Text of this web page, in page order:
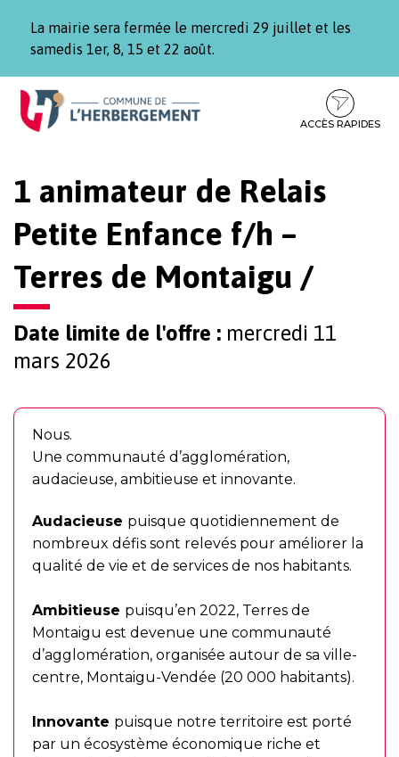
La mairie sera fermée le mercredi 29 juillet et les
samedis 1er, 8, 15 et 22 août.
Aller
Aller
contenu
Aller
pied
ACCÈS RAPIDES
1 animateur de Relais
Petite Enfance f/h –
Terres de Montaigu /
Date limite de l'offre : mercredi 11
mars 2026
Nous.
Une communauté d’agglomération,
audacieuse, ambitieuse et innovante.
Audacieuse puisque quotidiennement de
nombreux défis sont relevés pour améliorer la
qualité de vie et de services de nos habitants.
Ambitieuse puisqu’en 2022, Terres de
Montaigu est devenue une communauté
d’agglomération, organisée autour de sa ville-
centre, Montaigu-Vendée (20 000 habitants).
Innovante puisque notre territoire est porté
par un écosystème économique riche et